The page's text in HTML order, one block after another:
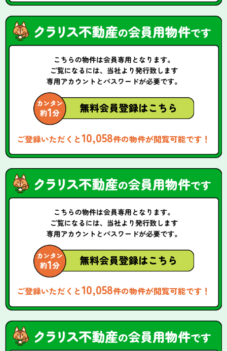
ご登録いただくと10,058件の物件が閲覧可能です！
ご登録いただくと10,058件の物件が閲覧可能です！